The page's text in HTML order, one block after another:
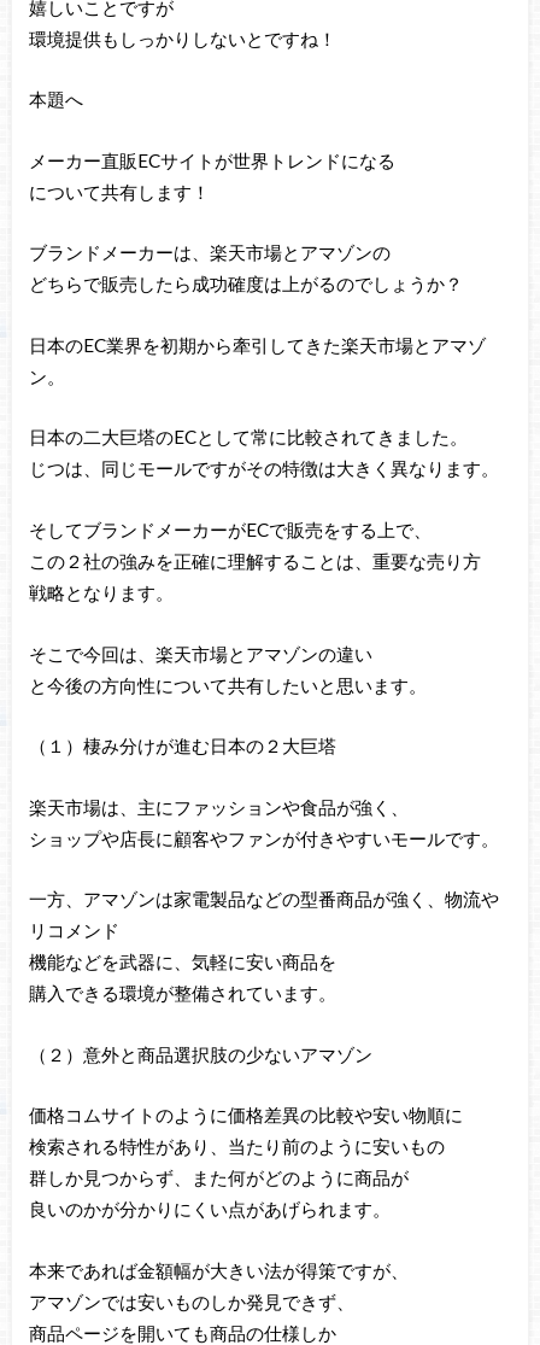
嬉しいことですが
環境提供もしっかりしないとですね！
本題へ
メーカー直販ECサイトが世界トレンドになる
について共有します！
ブランドメーカーは、楽天市場とアマゾンの
どちらで販売したら成功確度は上がるのでしょうか？
日本のEC業界を初期から牽引してきた楽天市場とアマゾ
ン。
日本の二大巨塔のECとして常に比較されてきました。
じつは、同じモールですがその特徴は大きく異なります。
そしてブランドメーカーがECで販売をする上で、
この２社の強みを正確に理解することは、重要な売り方
戦略となります。
そこで今回は、楽天市場とアマゾンの違い
と今後の方向性について共有したいと思います。
（１）棲み分けが進む日本の２大巨塔
楽天市場は、主にファッションや食品が強く、
ショップや店長に顧客やファンが付きやすいモールです。
一方、アマゾンは家電製品などの型番商品が強く、物流や
リコメンド
機能などを武器に、気軽に安い商品を
購入できる環境が整備されています。
（２）意外と商品選択肢の少ないアマゾン
価格コムサイトのように価格差異の比較や安い物順に
検索される特性があり、当たり前のように安いもの
群しか見つからず、また何がどのように商品が
良いのかが分かりにくい点があげられます。
本来であれば金額幅が大きい法が得策ですが、
アマゾンでは安いものしか発見できず、
商品ページを開いても商品の仕様しか